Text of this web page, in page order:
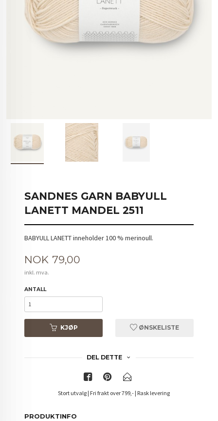
SANDNES GARN BABYULL
LANETT MANDEL 2511
BABYULL LANETT inneholder 100 % merinoull.
Pris
NOK 79,00
inkl. mva.
ANTALL
KJØP ØNSKELISTE
DEL DETTE
Stort utvalg | Fri frakt over 799,- | Rask levering
PRODUKTINFO